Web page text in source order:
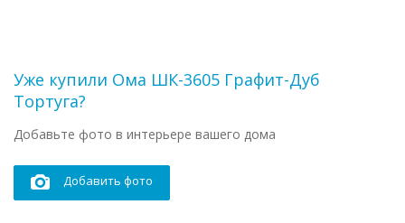
Уже купили Ома ШК-3605 Графит-Дуб
Тортуга?
Добавьте фото в интерьере вашего дома
Добавить фото